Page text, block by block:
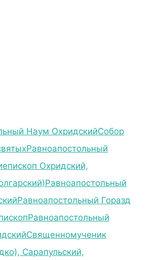
Наум ОхридскийСобор
Равноапостольный
Охридский,
Равноапостольный
Равноапостольный Горазд
Равноапостольный
Священномученик
Сарапульский,